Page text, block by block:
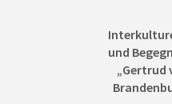
und
„Gertrud